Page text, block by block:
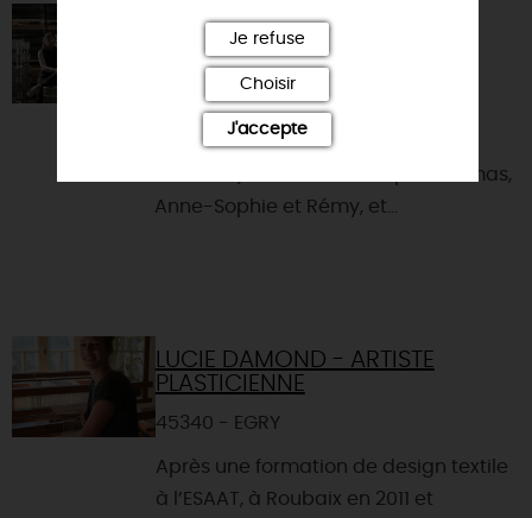
BRASSERIE DES MERVEILLES
45300 - BOYNES
La Brasserie des Merveilles est une
micro-brasserie artisanale (et
familiale) fondée en 2019 par Thomas,
Anne-Sophie et Rémy, et...
LUCIE DAMOND - ARTISTE
PLASTICIENNE
45340 - EGRY
Après une formation de design textile
à l’ESAAT, à Roubaix en 2011 et
Je refuse
Choisir
J'accepte